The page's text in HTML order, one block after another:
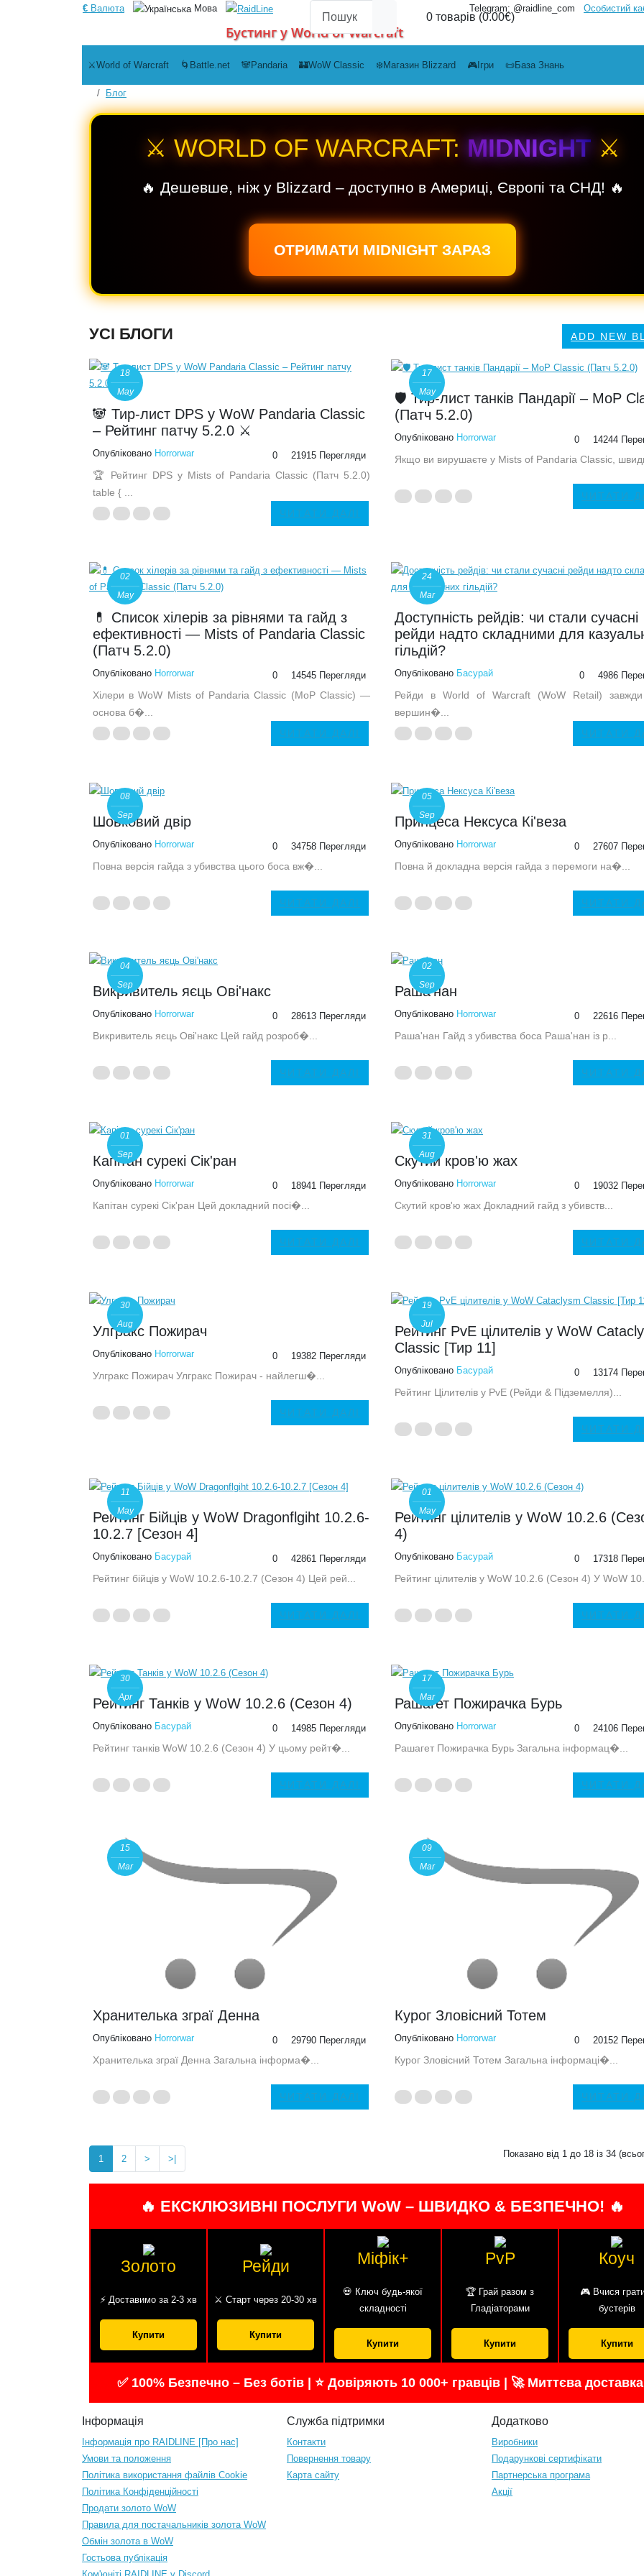
€ Валюта Мова Telegram: @raidline_com Особистий
Бустинг у World of Warcraft
0 товарів (0.00€)
⚔️World of Warcraft 🌀Battle.net 🐼Pandaria 🏰WoW Classic ❄️Магазин Blizzard 🎮Ігри 📜База Знань
Блог
⚔️ WORLD OF WARCRAFT: MIDNIGHT ⚔️
🔥 Дешевше, ніж у Blizzard – доступно в Америці, Європі та СНД! 🔥
ОТРИМАТИ MIDNIGHT ЗАРАЗ
УСІ БЛОГИ ADD NEW
18
May
🐼 Тир-лист DPS у WoW Pandaria Classic
– Рейтинг патчу 5.2.0 ⚔️
Опубліковано Horrorwar 0 21915 Перегляди
🏆 Рейтинг DPS у Mists of Pandaria Classic (Патч 5.2.0)
table { ...
ЧИТАТИ ДАЛІ
17
May
🛡️ Тир-лист танків Пандарії – MoP
(Патч 5.2.0)
Опубліковано Horrorwar 0 14244
Якщо ви вирушаєте у Mists of Pandaria Classic,
ЧИТАТИ
02
May
💊 Список хілерів за рівнями та гайд з
ефективності — Mists of Pandaria Classic
(Патч 5.2.0)
Опубліковано Horrorwar 0 14545 Перегляди
Хілери в WoW Mists of Pandaria Classic (MoP Classic) —
основа б�...
ЧИТАТИ ДАЛІ
24
Mar
Доступність рейдів: чи стали сучасні
рейди надто складними для
гільдій?
Опубліковано Басурай 0 4986
Рейди в World of Warcraft (WoW Retail)
вершин�...
ЧИТАТИ
08
Sep
Шовковий двір
Опубліковано Horrorwar 0 34758 Перегляди
Повна версія гайда з убивства цього боса вж�...
ЧИТАТИ ДАЛІ
05
Sep
Принцеса Нексуса Кі'веза
Опубліковано Horrorwar 0 27607
Повна й докладна версія гайда з перемоги на�...
ЧИТАТИ
04
Sep
Викривитель яєць Ові'накс
Опубліковано Horrorwar 0 28613 Перегляди
Викривитель яєць Ові'накс Цей гайд розроб�...
ЧИТАТИ ДАЛІ
02
Sep
Раша'нан
Опубліковано Horrorwar 0 22616
Раша'нан Гайд з убивства боса Раша'нан із р...
ЧИТАТИ
01
Sep
Капітан сурекі Сік'ран
Опубліковано Horrorwar 0 18941 Перегляди
Капітан сурекі Сік'ран Цей докладний посі�...
ЧИТАТИ ДАЛІ
31
Aug
Скутий кров'ю жах
Опубліковано Horrorwar 0 19032
Скутий кров'ю жах Докладний гайд з убивств...
ЧИТАТИ
30
Aug
Улгракс Пожирач
Опубліковано Horrorwar 0 19382 Перегляди
Улгракс Пожирач Улгракс Пожирач - найлегш�...
ЧИТАТИ ДАЛІ
19
Jul
Рейтинг PvE цілителів у WoW
Classic [Тир 11]
Опубліковано Басурай 0 13174
Рейтинг Цілителів у PvE (Рейди & Підземелля)...
ЧИТАТИ
11
May
Рейтинг Бійців у WoW Dragonflgiht 10.2.6-
10.2.7 [Сезон 4]
Опубліковано Басурай 0 42861 Перегляди
Рейтинг бійців у WoW 10.2.6-10.2.7 (Сезон 4) Цей рей...
ЧИТАТИ ДАЛІ
01
May
Рейтинг цілителів у WoW 10.2.6
4)
Опубліковано Басурай 0 17318
Рейтинг цілителів у WoW 10.2.6 (Сезон 4) У WoW
ЧИТАТИ
30
Apr
Рейтинг Танків у WoW 10.2.6 (Сезон 4)
Опубліковано Басурай 0 14985 Перегляди
Рейтинг танків WoW 10.2.6 (Сезон 4) У цьому рейт�...
ЧИТАТИ ДАЛІ
17
Mar
Рашагет Пожирачка Бурь
Опубліковано Horrorwar 0 24106
Рашагет Пожирачка Бурь Загальна інформац�...
ЧИТАТИ
15
Mar
Хранителька зграї Денна
Опубліковано Horrorwar 0 29790 Перегляди
Хранителька зграї Денна Загальна інформа�...
ЧИТАТИ ДАЛІ
09
Mar
Курог Зловісний Тотем
Опубліковано Horrorwar 0 20152
Курог Зловісний Тотем Загальна інформаці�...
ЧИТАТИ
1 2 > >| Показано від 1 до 18 із 34
🔥 ЕКСКЛЮЗИВНІ ПОСЛУГИ WoW – ШВИДКО & БЕЗПЕЧНО! 🔥
Золото
⚡ Доставимо за 2-3 хв
Купити
Рейди
⚔️ Старт через 20-30 хв
Купити
Міфік+
💀 Ключ будь-якої
складності
Купити
PvP
🏆 Грай разом з
Гладіаторами
Купити
Коуч
🎮 Вчися
бустерів
Купити
✅ 100% Безпечно – Без ботів | ⭐ Довіряють 10 000+ гравців | 🚀 Миттєва
Інформація
Інформація про RAIDLINE [Про нас]
Умови та положення
Політика використання файлів Cookie
Політика Конфіденційності
Продати золото WoW
Правила для постачальників золота WoW
Обмін золота в WoW
Гостьова публікація
Служба підтримки
Контакти
Повернення товару
Карта сайту
Додатково
Виробники
Подарункові сертифікати
Партнерська програма
Акції